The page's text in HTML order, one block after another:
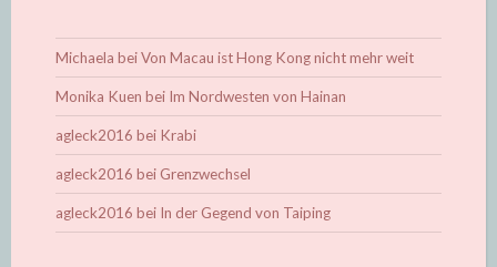
Michaela beiVon Macau ist Hong Kong nicht mehr weit
Monika Kuen bei Im Nordwesten von Hainan
agleck2016 bei Krabi
agleck2016 bei Grenzwechsel
agleck2016 bei In der Gegend von Taiping